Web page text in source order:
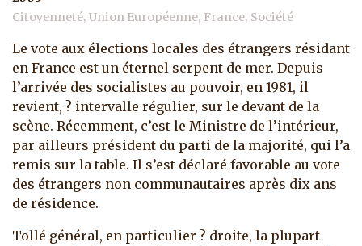
Citoyenneté Union Européenne France Société
Le vote aux élections locales des étrangers résidant
en France est un éternel serpent de mer. Depuis
l’arrivée des socialistes au pouvoir, en 1981, il
revient, ? intervalle régulier, sur le devant de la
scène. Récemment, c’est le Ministre de l’intérieur,
par ailleurs président du parti de la majorité, qui l’a
remis sur la table. Il s’est déclaré favorable au vote
des étrangers non communautaires après dix ans
de résidence.
Tollé général, en particulier ? droite, la plupart